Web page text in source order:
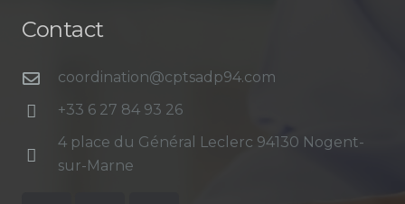
Contact
coordination@cptsadp94.com
+33 6 27 84 93 26
4 place du Général Leclerc 94130 Nogent-
sur-Marne